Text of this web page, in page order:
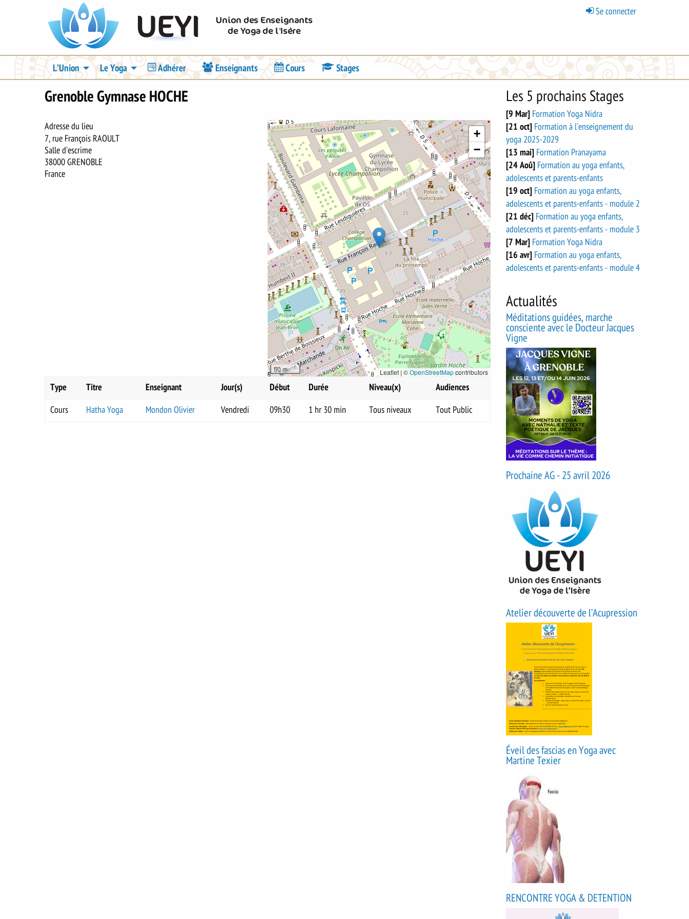
UEYI Union des Enseignants
de Yoga de l’Isère
Menu
l'utilisateur
Se connecter
Navigation
principale
L’Union Le Yoga Adhérer Enseignants Cours Stages
Grenoble Gymnase HOCHE
Adresse du lieu
7, rue François RAOULT
Salle d'escrime
38000 GRENOBLE
France
+
−
50 m Leaflet | ©OpenStreetMapcontributors
Type Titre Enseignant Jour(s) Début Durée Niveau(x) Audiences
Cours Hatha Yoga Mondon Olivier Vendredi 09h30 1 hr 30 min Tous niveaux Tout Public
Les 5 prochains Stages
[9 Mar] Formation Yoga Nidra
[21 oct] Formation à l'enseignement du
yoga 2025-2029
[13 mai] Formation Pranayama
[24 Aoû] Formation au yoga enfants,
adolescents et parents-enfants
[19 oct] Formation au yoga enfants,
adolescents et parents-enfants - module 2
[21 déc] Formation au yoga enfants,
adolescents et parents-enfants - module 3
[7 Mar] Formation Yoga Nidra
[16 avr] Formation au yoga enfants,
adolescents et parents-enfants - module 4
Actualités
Méditations guidées, marche
consciente avec le Docteur Jacques
Vigne
Prochaine AG - 25 avril 2026
Atelier découverte de l’Acupression
Éveil des fascias en Yoga avec
Martine Texier
RENCONTRE YOGA & DETENTION